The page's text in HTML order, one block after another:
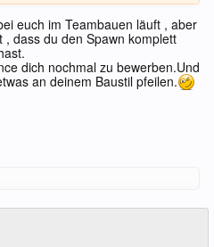
euch im Teambauen läuft , aber
dass du den Spawn komplett
dich nochmal zu bewerben.Und
an deinem Baustil pfeilen.